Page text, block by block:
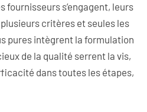
fournisseurs s’engagent, leurs
critères et seules les
pures intègrent la formulation
de la qualité serrent la vis,
dans toutes les étapes,